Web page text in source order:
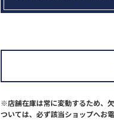
※店舗在庫は常に変動するため、
ついては、必ず該当ショップへお